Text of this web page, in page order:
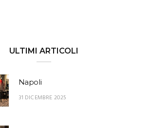
ULTIMI ARTICOLI
Napoli
31 DICEMBRE 2025